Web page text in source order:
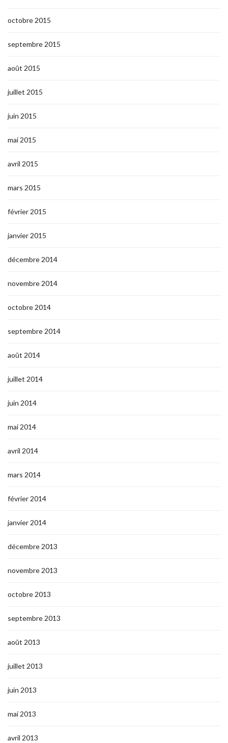
octobre 2015
septembre 2015
août 2015
juillet 2015
juin 2015
mai 2015
avril 2015
mars 2015
février 2015
janvier 2015
décembre 2014
novembre 2014
octobre 2014
septembre 2014
août 2014
juillet 2014
juin 2014
mai 2014
avril 2014
mars 2014
février 2014
janvier 2014
décembre 2013
novembre 2013
octobre 2013
septembre 2013
août 2013
juillet 2013
juin 2013
mai 2013
avril 2013